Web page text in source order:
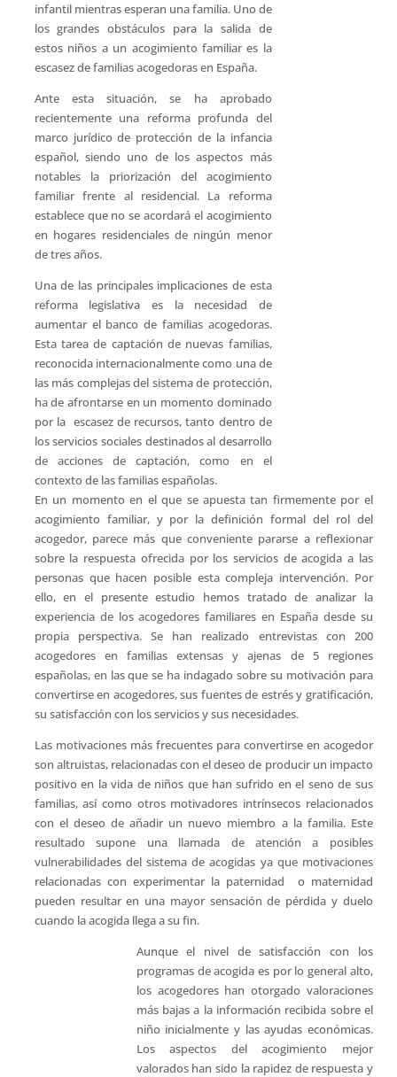
infantil mientras esperan una familia. Uno de
los grandes obstáculos para la salida de
estos niños a un acogimiento familiar es la
escasez de familias acogedoras en España.
Ante esta situación, se ha aprobado
recientemente una reforma profunda del
marco jurídico de protección de la infancia
español, siendo uno de los aspectos más
notables la priorización del acogimiento
familiar frente al residencial. La reforma
establece que no se acordará el acogimiento
en hogares residenciales de ningún menor
de tres años.
Una de las principales implicaciones de esta
reforma legislativa es la necesidad de
aumentar el banco de familias acogedoras.
Esta tarea de captación de nuevas familias,
reconocida internacionalmente como una de
las más complejas del sistema de protección,
ha de afrontarse en un momento dominado
por la escasez de recursos, tanto dentro de
los servicios sociales destinados al desarrollo
de acciones de captación, como en el
contexto de las familias españolas.
En un momento en el que se apuesta tan firmemente por el
acogimiento familiar, y por la definición formal del rol del
acogedor, parece más que conveniente pararse a reflexionar
sobre la respuesta ofrecida por los servicios de acogida a las
personas que hacen posible esta compleja intervención. Por
ello, en el presente estudio hemos tratado de analizar la
experiencia de los acogedores familiares en España desde su
propia perspectiva. Se han realizado entrevistas con 200
acogedores en familias extensas y ajenas de 5 regiones
españolas, en las que se ha indagado sobre su motivación para
convertirse en acogedores, sus fuentes de estrés y gratificación,
su satisfacción con los servicios y sus necesidades.
Las motivaciones más frecuentes para convertirse en acogedor
son altruistas, relacionadas con el deseo de producir un impacto
positivo en la vida de niños que han sufrido en el seno de sus
familias, así como otros motivadores intrínsecos relacionados
con el deseo de añadir un nuevo miembro a la familia. Este
resultado supone una llamada de atención a posibles
vulnerabilidades del sistema de acogidas ya que motivaciones
relacionadas con experimentar la paternidad o maternidad
pueden resultar en una mayor sensación de pérdida y duelo
cuando la acogida llega a su fin.
Aunque el nivel de satisfacción con los
programas de acogida es por lo general alto,
los acogedores han otorgado valoraciones
más bajas a la información recibida sobre el
niño inicialmente y las ayudas económicas.
Los aspectos del acogimiento mejor
valorados han sido la rapidez de respuesta y